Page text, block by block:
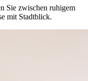
Sie zwischen ruhigem
mit Stadtblick.